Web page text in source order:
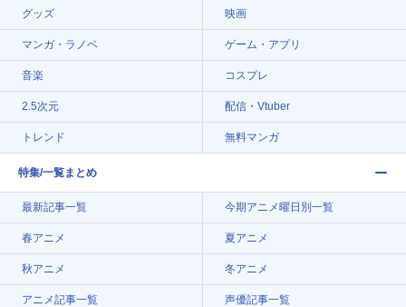
グッズ 映画
マンガ・ラノベ ゲーム・アプリ
音楽 コスプレ
2.5次元 配信・Vtuber
トレンド 無料マンガ
特集/一覧まとめ
最新記事一覧 今期アニメ曜日別一覧
春アニメ 夏アニメ
秋アニメ 冬アニメ
アニメ記事一覧 声優記事一覧